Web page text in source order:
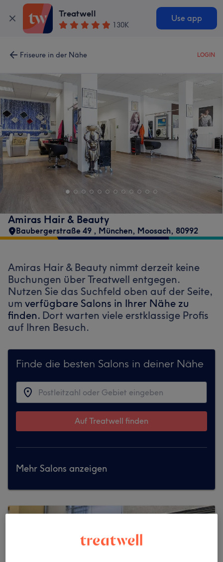
Treatwell
130K
Use app
Friseure in der Nähe LOGIN
Amiras Hair & Beauty
Baubergerstraße 49 , München, Moosach, 80992
Amiras Hair & Beauty nimmt derzeit keine
Buchungen über Treatwell entgegen.
Nutzen Sie das Suchfeld oben auf der Seite,
um verfügbare Salons in Ihrer Nähe zu
finden. Dort warten viele erstklassige Profis
auf Ihren Besuch.
Finde die besten Salons in deiner Nähe
Auf Treatwell finden
Mehr Salons anzeigen